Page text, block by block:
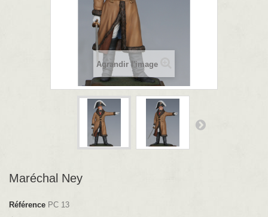
Agrandir l'image
Maréchal Ney
Référence PC 13